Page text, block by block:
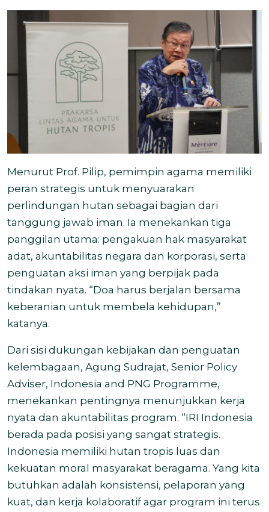
Menurut Prof. Pilip, pemimpin agama memiliki
peran strategis untuk menyuarakan
perlindungan hutan sebagai bagian dari
tanggung jawab iman. Ia menekankan tiga
panggilan utama: pengakuan hak masyarakat
adat, akuntabilitas negara dan korporasi, serta
penguatan aksi iman yang berpijak pada
tindakan nyata. “Doa harus berjalan bersama
keberanian untuk membela kehidupan,”
katanya.
Dari sisi dukungan kebijakan dan penguatan
kelembagaan, Agung Sudrajat, Senior Policy
Adviser, Indonesia and PNG Programme,
menekankan pentingnya menunjukkan kerja
nyata dan akuntabilitas program. “IRI Indonesia
berada pada posisi yang sangat strategis.
Indonesia memiliki hutan tropis luas dan
kekuatan moral masyarakat beragama. Yang kita
butuhkan adalah konsistensi, pelaporan yang
kuat, dan kerja kolaboratif agar program ini terus